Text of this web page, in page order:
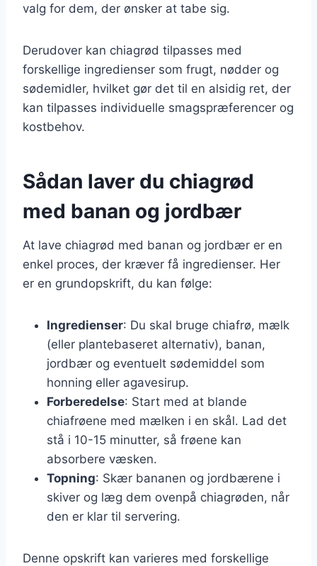
valg for dem, der ønsker at tabe sig.
Derudover kan chiagrød tilpasses med
forskellige ingredienser som frugt, nødder og
sødemidler, hvilket gør det til en alsidig ret, der
kan tilpasses individuelle smagspræferencer og
kostbehov.
Sådan laver du chiagrød
med banan og jordbær
At lave chiagrød med banan og jordbær er en
enkel proces, der kræver få ingredienser. Her
er en grundopskrift, du kan følge:
Ingredienser: Du skal bruge chiafrø, mælk
(eller plantebaseret alternativ), banan,
jordbær og eventuelt sødemiddel som
honning eller agavesirup.
Forberedelse: Start med at blande
chiafrøene med mælken i en skål. Lad det
stå i 10-15 minutter, så frøene kan
absorbere væsken.
Topning: Skær bananen og jordbærene i
skiver og læg dem ovenpå chiagrøden, når
den er klar til servering.
Denne opskrift kan varieres med forskellige